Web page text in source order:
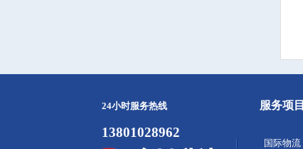
24小时服务热线 服务项目
13801028962
国际物流